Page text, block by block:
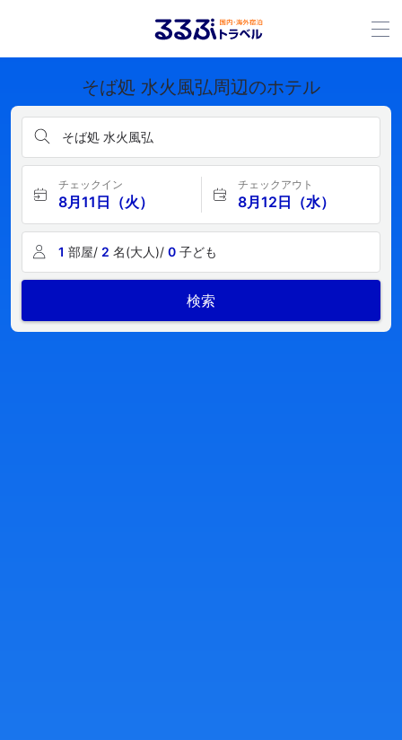
そば処 水火風弘周辺のホテル
そば処 水火風弘
チェックイン
8月11日（火）
チェックアウト
8月12日（水）
1 部屋/ 2 名(大人)/ 0 子ども
検索